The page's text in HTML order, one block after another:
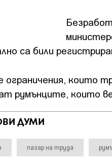
са били
ограничения, които
румънците, които
ДУМИ
пазар на труда